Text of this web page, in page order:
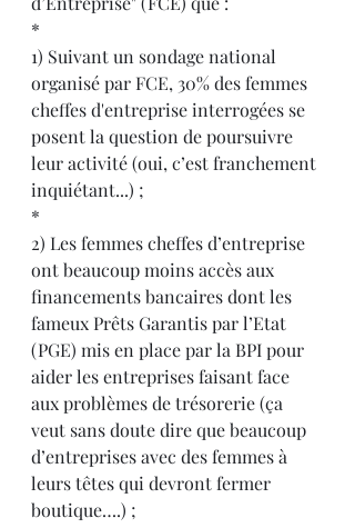
*
1) Suivant un sondage national
organisé par FCE, 30% des femmes
cheffes d'entreprise interrogées se
posent la question de poursuivre
leur activité (oui, c’est franchement
inquiétant...) ;
*
2) Les femmes cheffes d’entreprise
ont beaucoup moins accès aux
financements bancaires dont les
fameux Prêts Garantis par l’Etat
(PGE) mis en place par la BPI pour
aider les entreprises faisant face
aux problèmes de trésorerie (ça
veut sans doute dire que beaucoup
d’entreprises avec des femmes à
leurs têtes qui devront fermer
boutique….) ;